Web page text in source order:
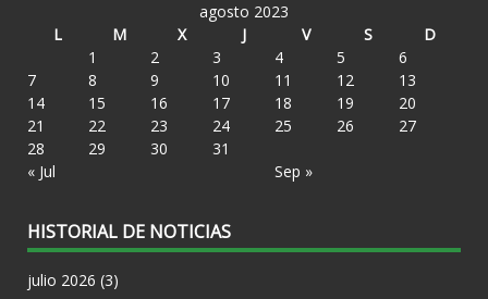
agosto 2023
L
M X J V S D
« Jul Sep »
1 2 3 4 5
6
7
8 9 10 11 12
13
14
15 16 17 18 19
20
21
22 23 24 25 26
27
28
29 30 31
HISTORIAL DE NOTICIAS
julio 2026 (3)